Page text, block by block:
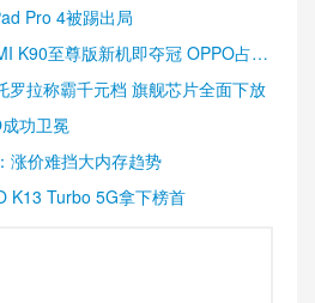
Pro 4被踢出局
K90至尊版新机即夺冠 OPPO占据
罗拉称霸千元档 旗舰芯片全面下放
功卫冕
涨价难挡大内存趋势
K13 Turbo 5G拿下榜首